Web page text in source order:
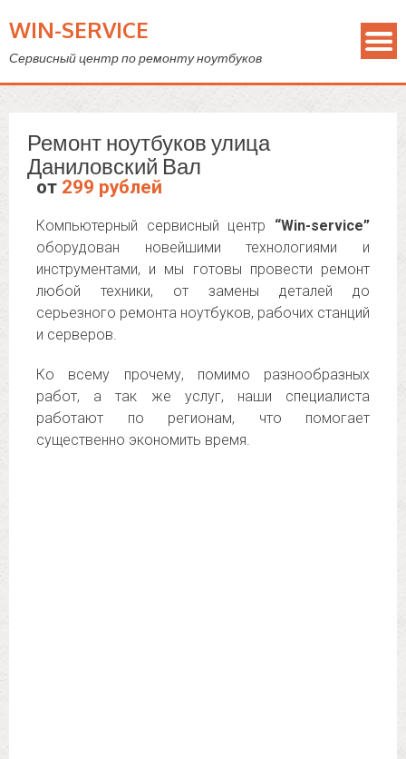
WIN-SERVICE
Сервисный центр по ремонту ноутбуков
Ремонт ноутбуков улица
Даниловский Вал
от 299 рублей
Компьютерный сервисный центр “Win-service”
оборудован новейшими технологиями и
инструментами, и мы готовы провести ремонт
любой техники, от замены деталей до
серьезного ремонта ноутбуков, рабочих станций
и серверов.
Ко всему прочему, помимо разнообразных
работ, а так же услуг, наши специалиста
работают по регионам, что помогает
существенно экономить время.